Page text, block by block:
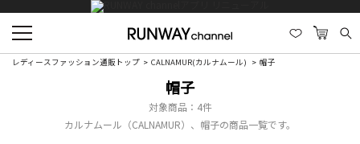
レディースファッション通販トップ CALNAMUR(カルナムール) 帽子
帽子
対象商品： 4件
カルナムール（CALNAMUR）、帽子の商品一覧です。